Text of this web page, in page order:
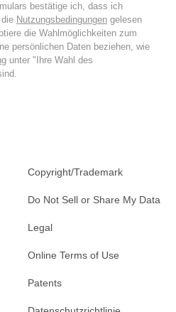
bestätige ich, dass ich
Nutzungsbedingungen gelesen
die Wahlmöglichkeiten zum
persönlichen Daten beziehen, wie
unter "Ihre Wahl des
Copyright/Trademark
Do Not Sell or Share My Data
Legal
Online Terms of Use
Patents